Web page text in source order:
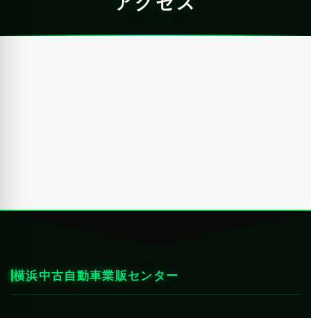
横浜中古自動車業販センター